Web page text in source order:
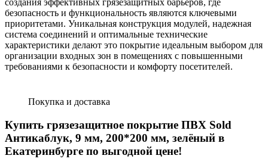
безопасность и функциональность являются ключевыми
приоритетами. Уникальная конструкция модулей, надежная
система соединений и оптимальные технические
характеристики делают это покрытие идеальным выбором для
организации входных зон в помещениях с повышенными
требованиями к безопасности и комфорту посетителей.
Покупка и доставка
Купить грязезащитное покрытие ПВХ Sold
Антикаблук, 9 мм, 200*200 мм, зелёный в
Екатеринбурге по выгодной цене!